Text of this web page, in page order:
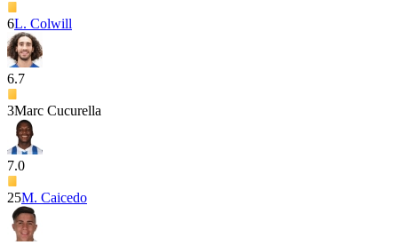
6L. Colwill
6.7
3Marc Cucurella
7.0
25M. Caicedo